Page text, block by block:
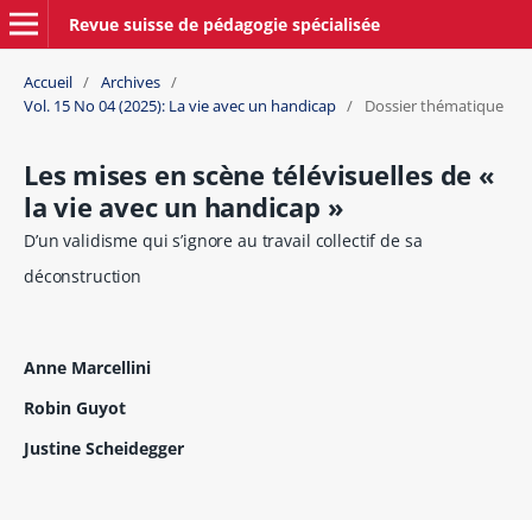
Revue suisse de pédagogie spécialisée
Accueil / Archives /
Vol. 15 No 04 (2025): La vie avec un handicap / Dossier thématique
Les mises en scène télévisuelles de «
la vie avec un handicap »
D’un validisme qui s’ignore au travail collectif de sa
déconstruction
Anne Marcellini
Robin Guyot
Justine Scheidegger